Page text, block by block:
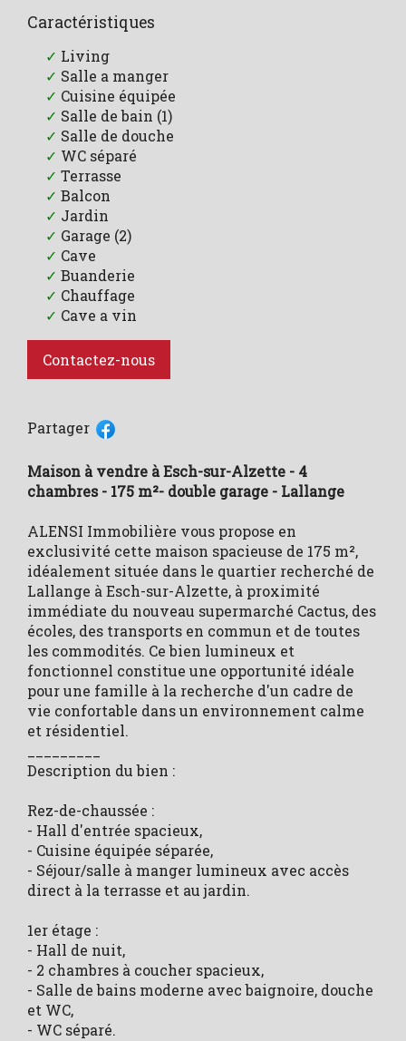
Caractéristiques
✓ Living
✓ Salle a manger
✓ Cuisine équipée
✓ Salle de bain (1)
✓ Salle de douche
✓ WC séparé
✓ Terrasse
✓ Balcon
✓ Jardin
✓ Garage (2)
✓ Cave
✓ Buanderie
✓ Chauffage
✓ Cave a vin
Contactez-nous
Partager
Maison à vendre à Esch-sur-Alzette - 4
chambres - 175 m²- double garage - Lallange
ALENSI Immobilière vous propose en
exclusivité cette maison spacieuse de 175 m²,
idéalement située dans le quartier recherché de
Lallange à Esch-sur-Alzette, à proximité
immédiate du nouveau supermarché Cactus, des
écoles, des transports en commun et de toutes
les commodités. Ce bien lumineux et
fonctionnel constitue une opportunité idéale
pour une famille à la recherche d'un cadre de
vie confortable dans un environnement calme
et résidentiel.
Description du bien :
Rez-de-chaussée :
- Hall d'entrée spacieux,
- Cuisine équipée séparée,
- Séjour/salle à manger lumineux avec accès
direct à la terrasse et au jardin.
1er étage :
- Hall de nuit,
- 2 chambres à coucher spacieux,
- Salle de bains moderne avec baignoire, douche
et WC,
- WC séparé.